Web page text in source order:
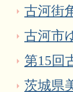
古河街
古河市
第15回
茨城県